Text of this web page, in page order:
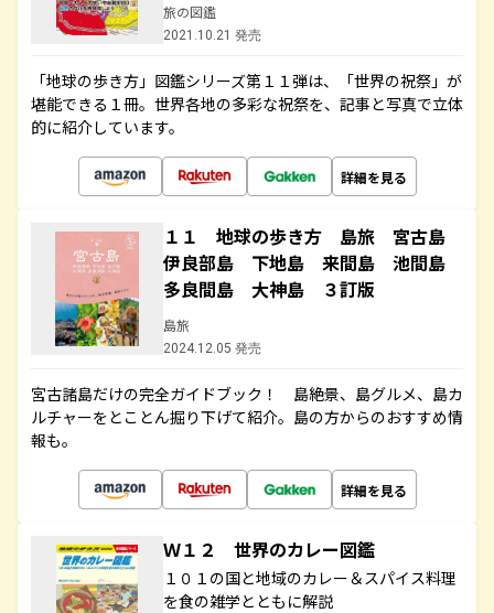
旅の図鑑
2021.10.21 発売
「地球の歩き方」図鑑シリーズ第１１弾は、「世界の祝祭」が
堪能できる１冊。世界各地の多彩な祝祭を、記事と写真で立体
的に紹介しています。
詳細を見る
１１ 地球の歩き方 島旅 宮古島
伊良部島 下地島 来間島 池間島
多良間島 大神島 ３訂版
島旅
2024.12.05 発売
宮古諸島だけの完全ガイドブック！ 島絶景、島グルメ、島カ
ルチャーをとことん掘り下げて紹介。島の方からのおすすめ情
報も。
詳細を見る
Ｗ１２ 世界のカレー図鑑
１０１の国と地域のカレー＆スパイス料理
を食の雑学とともに解説